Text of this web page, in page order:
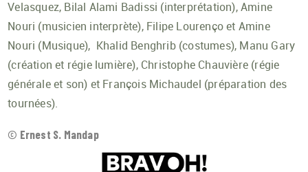
Velasquez, Bilal Alami Badissi (interprétation), Amine
Nouri (musicien interprète), Filipe Lourenço et Amine
Nouri (Musique), Khalid Benghrib (costumes), Manu Gary
(création et régie lumière), Christophe Chauvière (régie
générale et son) et François Michaudel (préparation des
tournées).
© Ernest S. Mandap